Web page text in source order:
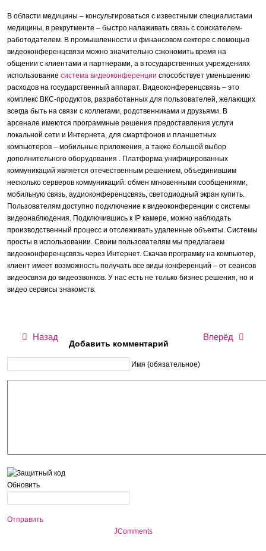
В области медицины – консультироваться с известными специалистами
медицины, в рекрутменте – быстро налаживать связь с соискателем-
работодателем. В промышленности и финансовом секторе с помощью
видеоконференцсвязи можно значительно сэкономить время на
общении с клиентами и партнерами, а в государственных учреждениях
использованиесистема видеоконференции способствует уменьшению
расходов на государственный аппарат. Видеоконференцсвязь – это
комплекс ВКС-продуктов, разработанных для пользователей, желающих
всегда быть на связи с коллегами, родственниками и друзьями. В
арсенале имеются программные решения предоставления услуги
локальной сети и Интернета, для смартфонов и планшетных
компьютеров – мобильные приложения, а также большой выбор
дополнительного оборудования . Платформа унифицированных
коммуникаций является отечественным решением, объединившим
несколько серверов коммуникаций: обмен мгновенными сообщениями,
мобильную связь, аудиоконференцсвязь, светодиодный экран купить.
Пользователям доступно подключение к видеоконференции с системы
видеонаблюдения. Подключившись к IP камере, можно наблюдать
производственный процесс и отслеживать удаленные объекты. Системы
просты в использовании. Своим пользователям мы предлагаем
видеоконференцсвязь через Интернет. Скачав программу на компьютер,
клиент имеет возможность получать все виды конференций – от сеансов
видеосвязи до видеозвонков. У нас есть не только бизнес решения, но и
видео сервисы знакомств.
Назад Вперёд
Добавить комментарий
Имя (обязательное)
Обновить
Отправить
JComments